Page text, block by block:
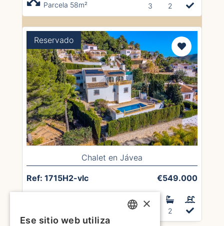
Parcela 58m²
3 2
Reservado
Chalet en Jávea
Ref: 1715H2-vlc €549.000
2
×
Ese sitio web utiliza